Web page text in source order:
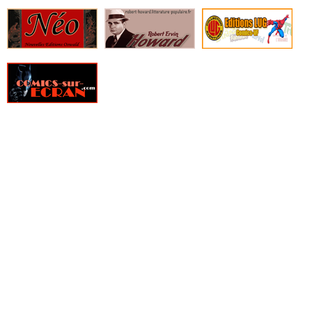
› Gideon Falls - Tome 1 - La grange noire
› Saga - Tome 9
› Southern Bastards 4 - Du fond des tripes
› I hate fairyland tome 4 - La pire contre-attaque
› Moonshine - Tome 2
› Black hammer présente : doctor star & le royaume des lendemain
perdus
› Black monday murders - Tome 2 - Une livre de chair